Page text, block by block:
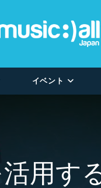
イベント
用す